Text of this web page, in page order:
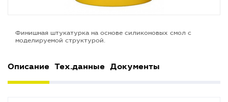
Финишная штукатурка на основе силиконовых смол с
моделируемой структурой.
Описание Тех.данные Документы